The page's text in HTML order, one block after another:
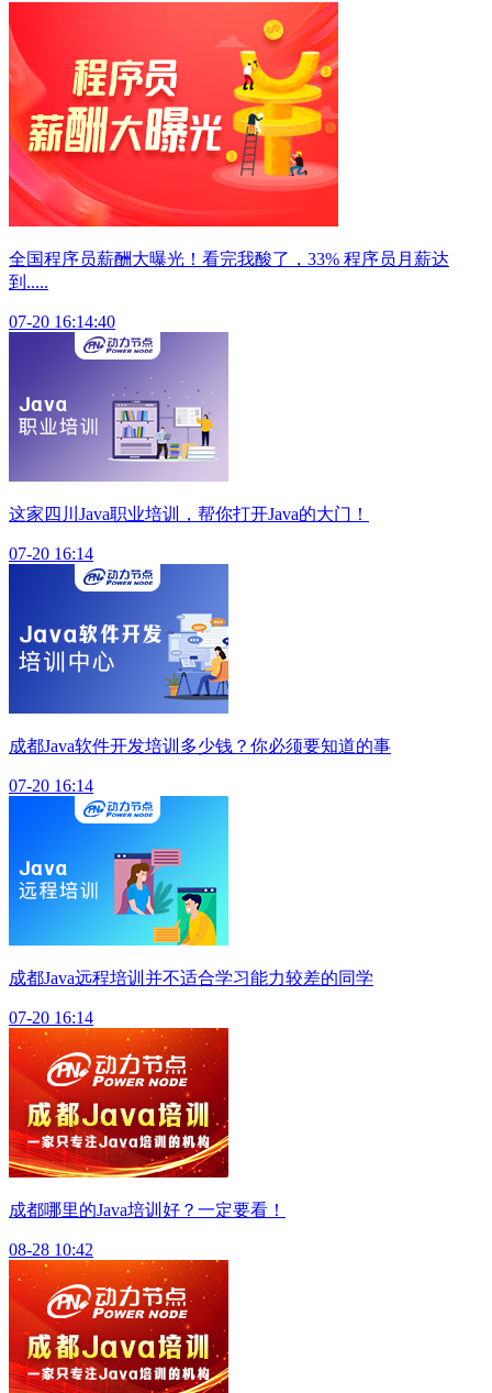
全国程序员薪酬大曝光！看完我酸了，33% 程序员月薪达
到.....
07-20 16:14:40
这家四川Java职业培训，帮你打开Java的大门！
07-20 16:14
成都Java软件开发培训多少钱？你必须要知道的事
07-20 16:14
成都Java远程培训并不适合学习能力较差的同学
07-20 16:14
成都哪里的Java培训好？一定要看！
08-28 10:42